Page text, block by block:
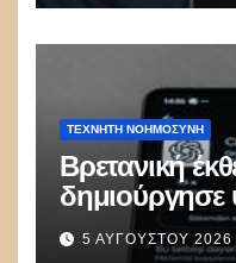
ΤΕΧΝΗΤΉ ΝΟΗΜΟΣΎΝΗ
Βρετανική
δημιούργησε
ταυτότητες
εξαπατήσει
5 ΑΥΓΟΎΣΤΟΥ 2026